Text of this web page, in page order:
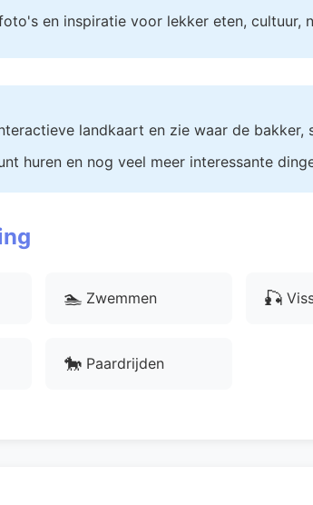
en inspiratie voor lekker eten, cultuur,
landkaart en zie waar de
huren en nog veel meer interessante
🏊 Zwemmen 🎣
🐎 Paardrijden